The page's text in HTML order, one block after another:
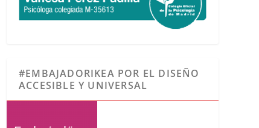
#EMBAJADORIKEA POR EL DISEÑO
ACCESIBLE Y UNIVERSAL